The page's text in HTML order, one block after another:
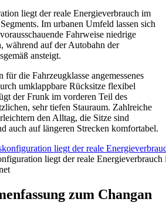
liegt der reale Energieverbrauch im
Im urbanen Umfeld lassen sich
Fahrweise niedrige
während auf der Autobahn der
ansteigt.
die Fahrzeugklasse angemessenes
umklappbare Rücksitze flexibel
der Frunk im vorderen Teil des
sehr tiefen Stauraum. Zahlreiche
den Alltag, die Sitze sind
auch auf längeren Strecken komfortabel.
liegt der reale
zum Changan